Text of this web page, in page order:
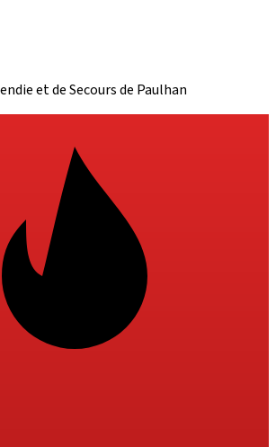
et de Secours de Paulhan